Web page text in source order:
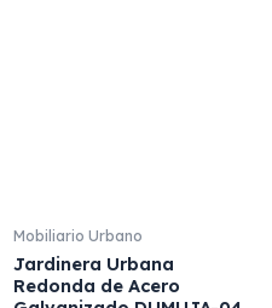
Mobiliario Urbano
Jardinera Urbana
Redonda de Acero